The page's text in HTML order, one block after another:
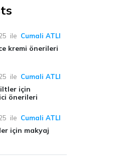
ile Cumali ATLI
kremi önerileri
ile Cumali ATLI
için
önerileri
ile Cumali ATLI
için makyaj